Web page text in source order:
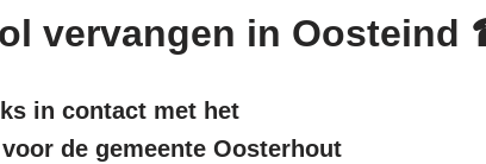
vervangen in
in contact met het
de gemeente Oosterhout